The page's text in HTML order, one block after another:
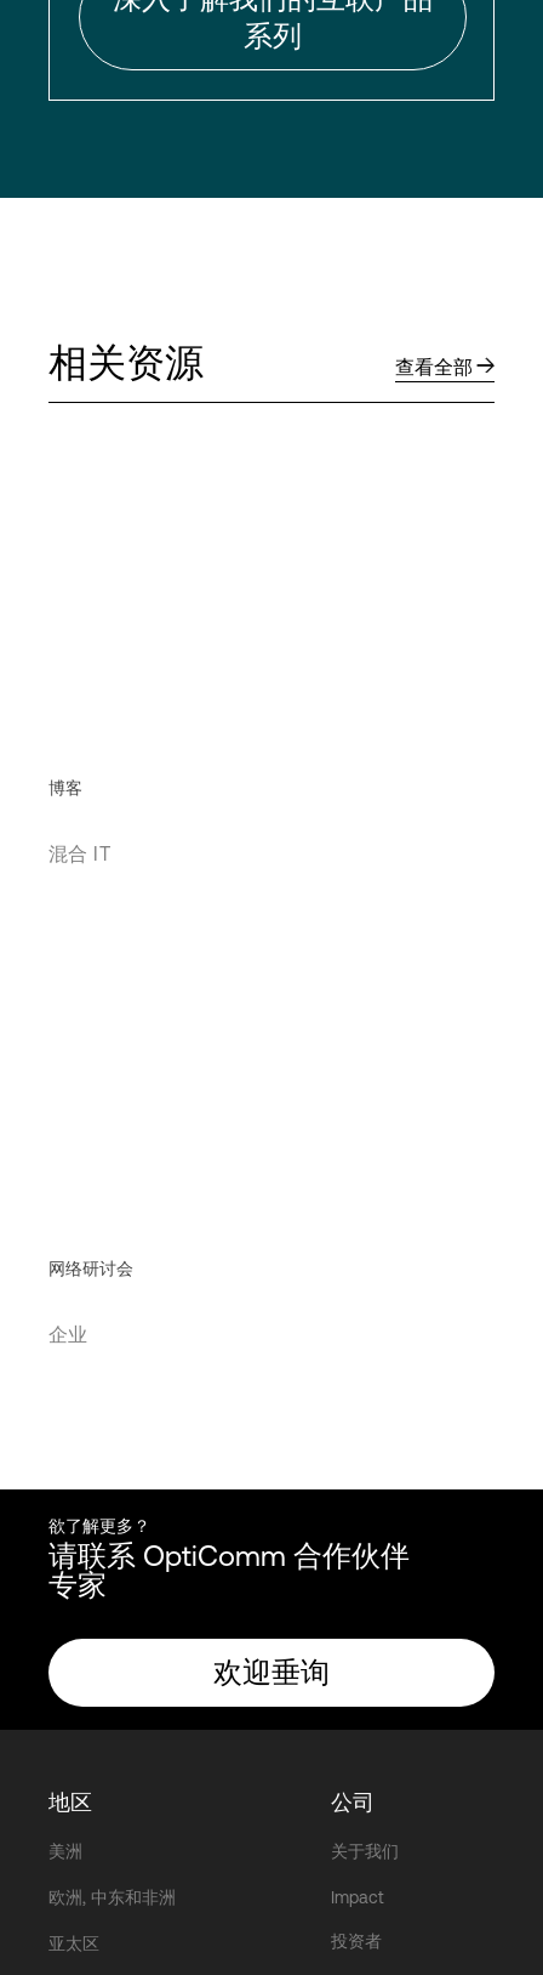
系列
相关资源 查看全部
博客
混合 IT
网络研讨会
企业
欲了解更多？
请联系 OptiComm 合作伙伴
专家
欢迎垂询
地区
美洲
欧洲, 中东和非洲
亚太区
公司
关于我们
Impact
投资者